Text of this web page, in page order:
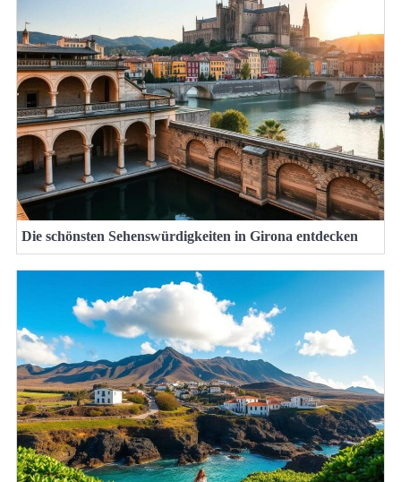
Die schönsten Sehenswürdigkeiten in Girona entdecken